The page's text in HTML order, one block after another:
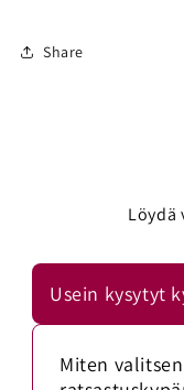
Share
Löydä
Usein kysytyt
Miten